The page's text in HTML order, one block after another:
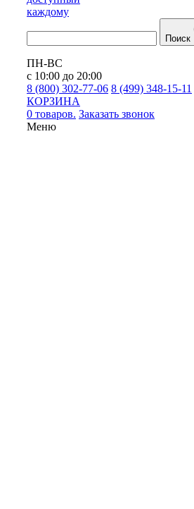
каждому
Поиск
ПН-ВС
с 10:00 до 20:00
8 (800) 302-77-06 8 (499) 348-15-11
КОРЗИНА
0 товаров. Заказать звонок
Меню